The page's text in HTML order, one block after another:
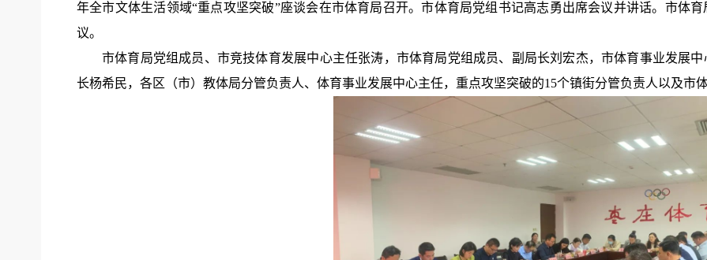
年全市文体生活领域“重点攻坚突破”座谈会在市体育局召开。市体育局党组书记高志勇出席会议并讲话。市体
议。
市体育局党组成员、市竞技体育发展中心主任张涛，市体育局党组成员、副局长刘宏杰，市体育事业发展
长杨希民，各区（市）教体局分管负责人、体育事业发展中心主任，重点攻坚突破的15个镇街分管负责人以及市